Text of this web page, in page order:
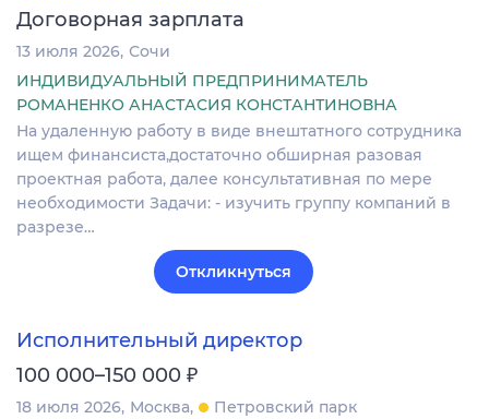
Договорная зарплата
13 июля 2026 Сочи
ИНДИВИДУАЛЬНЫЙ ПРЕДПРИНИМАТЕЛЬ
РОМАНЕНКО АНАСТАСИЯ КОНСТАНТИНОВНА
На удаленную работу в виде внештатного сотрудника
ищем финансиста,достаточно обширная разовая
проектная работа, далее консультативная по мере
необходимости Задачи: - изучить группу компаний в
разрезе…
Откликнуться
Исполнительный директор
100 000–150 000 ₽
18 июля 2026 Москва
Петровский парк